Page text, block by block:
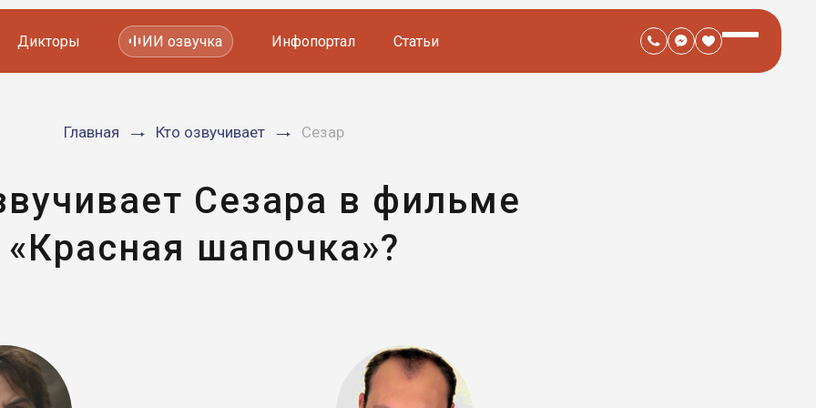
Мультфильмов
Дикторы ИИ озвучка Инфопортал Статьи
Главная Кто озвучивает Сезар
Сезара в фильме
«Красная шапочка»?